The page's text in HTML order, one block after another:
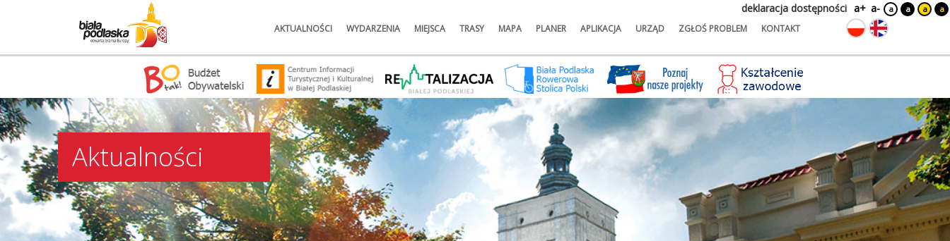
AKTUALNOŚCI WYDARZENIA MIEJSCA TRASY MAPA PLANER APLIKACJA URZĄD ZGŁOŚ PROBLEM KONTAKT
deklaracja dostępności a+ a- a a a a
Aktualności